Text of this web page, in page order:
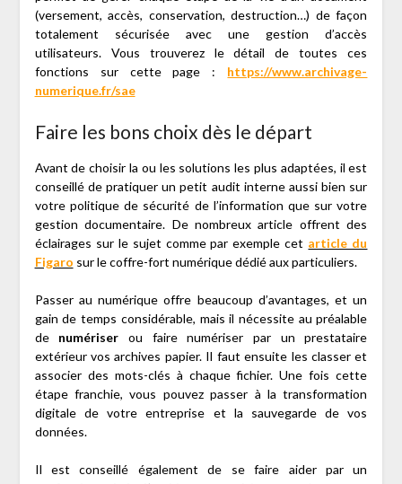
(versement, accès, conservation, destruction…) de façon
totalement sécurisée avec une gestion d’accès
utilisateurs. Vous trouverez le détail de toutes ces
fonctions sur cette page : https://www.archivage-
numerique.fr/sae
Faire les bons choix dès le départ
Avant de choisir la ou les solutions les plus adaptées, il est
conseillé de pratiquer un petit audit interne aussi bien sur
votre politique de sécurité de l’information que sur votre
gestion documentaire. De nombreux article offrent des
éclairages sur le sujet comme par exemple cet article du
Figaro sur le coffre-fort numérique dédié aux particuliers.
Passer au numérique offre beaucoup d’avantages, et un
gain de temps considérable, mais il nécessite au préalable
de numériser ou faire numériser par un prestataire
extérieur vos archives papier. Il faut ensuite les classer et
associer des mots-clés à chaque fichier. Une fois cette
étape franchie, vous pouvez passer à la transformation
digitale de votre entreprise et la sauvegarde de vos
données.
Il est conseillé également de se faire aider par un